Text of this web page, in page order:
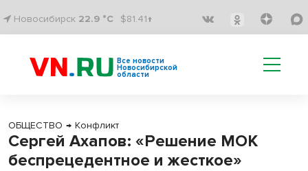
Новосибирск 22.9 °C $81.41↑
Все новости
Новосибирской
области
ОБЩЕСТВО → Конфликт
Сергей Ахапов: «Решение МОК
беспрецедентное и жесткое»